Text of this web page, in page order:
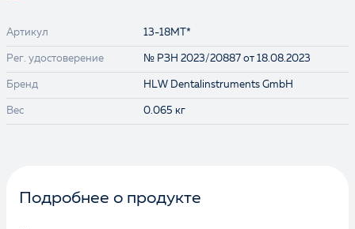
Артикул 13-18MT*
Рег. удостоверение № РЗН 2023/20887 от 18.08.2023
Бренд HLW Dentalinstruments GmbH
Вес 0.065 кг
Подробнее о продукте